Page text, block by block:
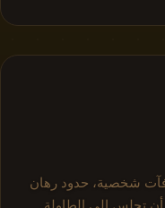
شخصية، حدود رهان